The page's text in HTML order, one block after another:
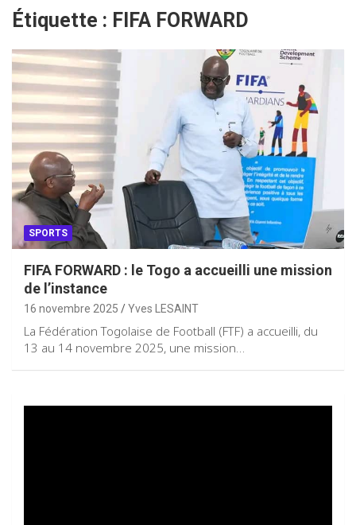
Étiquette : FIFA FORWARD
SPORTS
FIFA FORWARD : le Togo a accueilli une mission
de l’instance
16 novembre 2025 Yves LESAINT
La Fédération Togolaise de Football (FTF) a accueilli, du
13 au 14 novembre 2025, une mission…